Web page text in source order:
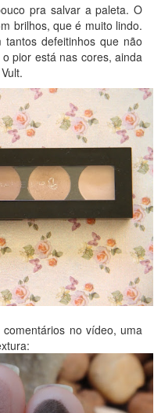
pra salvar a paleta. O
brilhos, que é muito lindo.
defeitinhos que não
pior está nas cores, ainda
no vídeo, uma